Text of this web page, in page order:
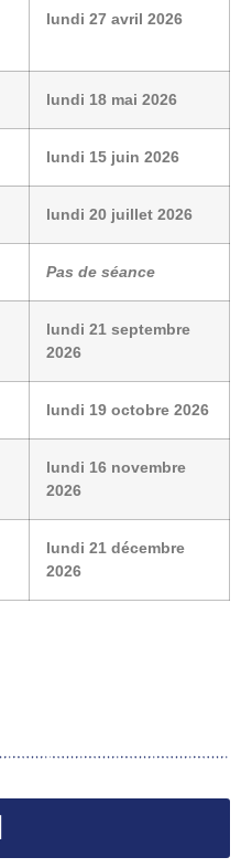
lundi 27 avril 2026
lundi 18 mai 2026
lundi 15 juin 2026
lundi 20 juillet 2026
Pas de séance
lundi 21 septembre
2026
lundi 19 octobre 2026
lundi 16 novembre
2026
lundi 21 décembre
2026